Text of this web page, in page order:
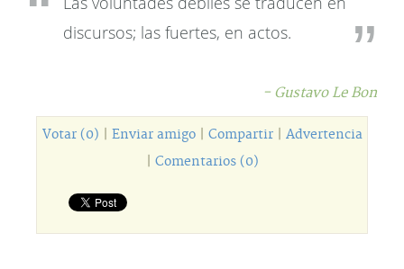
discursos; las fuertes, en actos.
- Gustavo Le Bon
Votar (0) Enviar amigo| Compartir| Advertencia
Comentarios (0)